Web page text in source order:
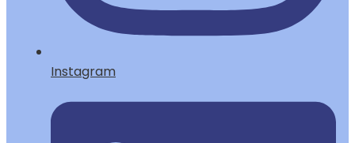
Instagram